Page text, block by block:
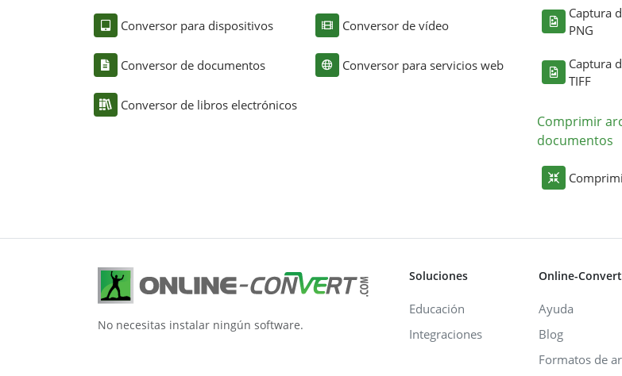
Conversor para dispositivos
Conversor de documentos
Conversor de libros electrónicos
Conversor de vídeo
Conversor para servicios web
Captura
PNG
Captura
TIFF
Comprimir
documentos
No necesitas instalar ningún software.
Soluciones
Educación
Integraciones
Online-Convert
Ayuda
Blog
Formatos de